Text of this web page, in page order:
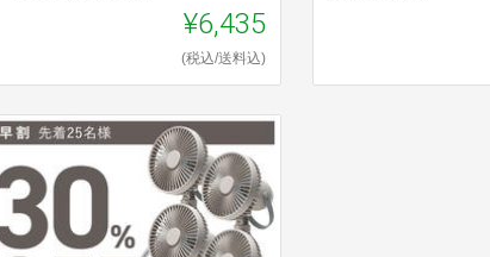
¥6,435
(税込/送料込)